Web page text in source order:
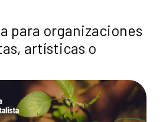
para organizaciones
artísticas o